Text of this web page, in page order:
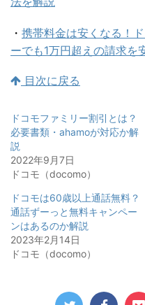
・ 携帯料金は安くなる！
ーでも1万円超えの請求を
目次に戻る
ドコモファミリー割引とは？
必要書類・ahamoが対応か解
説
2022年9月7日
ドコモ（docomo）
ドコモは60歳以上通話無料？
通話ずーっと無料キャンペー
ンはあるのか解説
2023年2月14日
ドコモ（docomo）